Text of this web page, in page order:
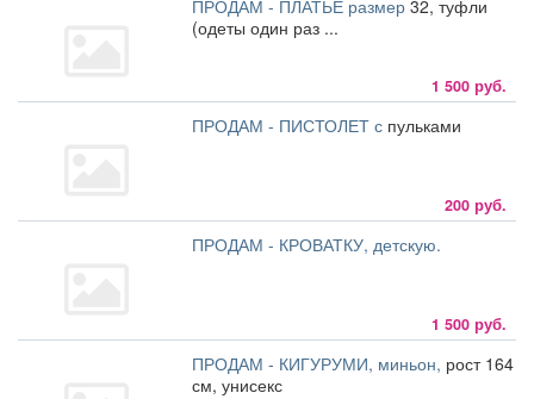
ПРОДАМ - ПЛАТЬЕ размер 32, туфли
(одеты один раз ...
1 500 руб.
ПРОДАМ - ПИСТОЛЕТ с пульками
200 руб.
ПРОДАМ - КРОВАТКУ, детскую.
1 500 руб.
ПРОДАМ - КИГУРУМИ, миньон, рост 164
см, унисекс